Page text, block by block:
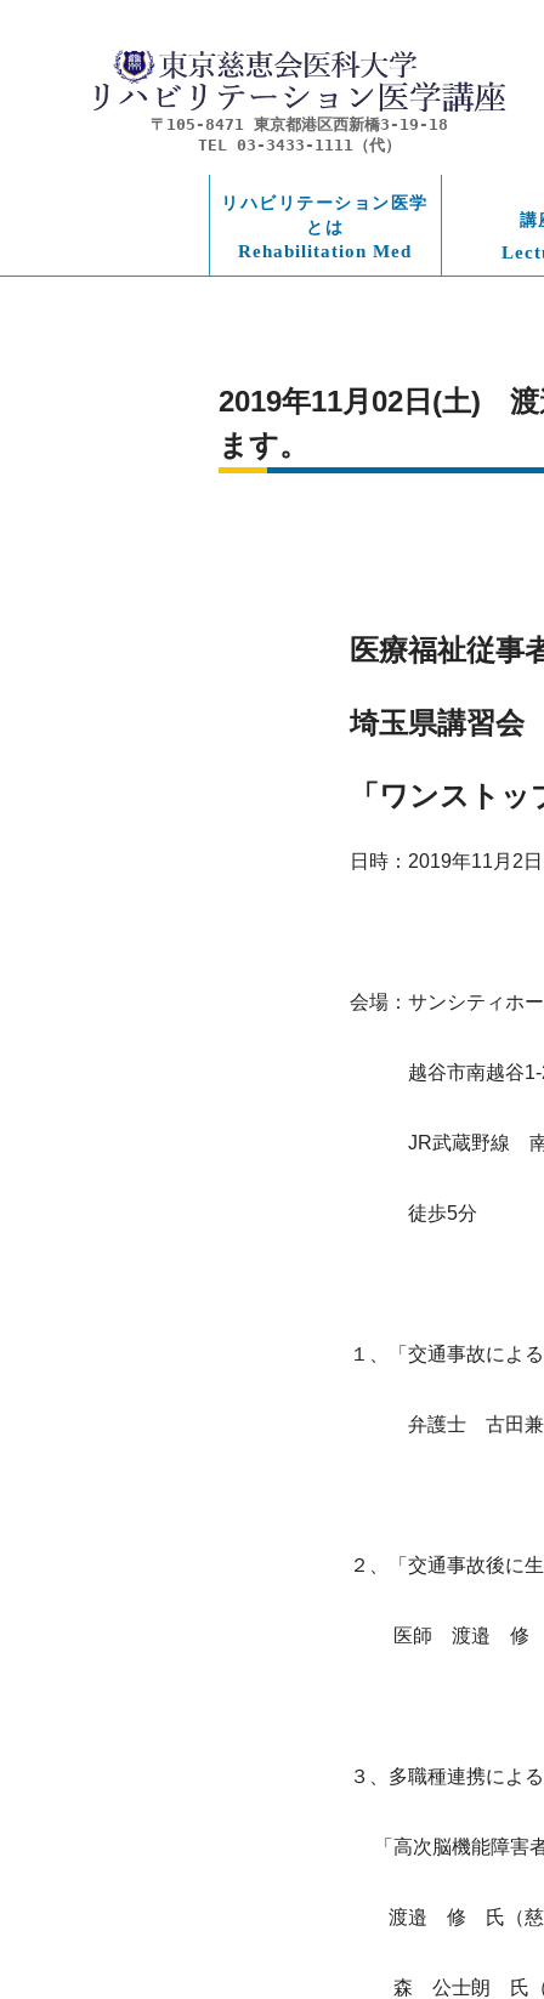
〒105-8471 東京都港区西新橋3-19-18
TEL 03-3433-1111（代）
リハビリテーション医学
とは
Rehabilitation Med
講
2019年11月02日(土)　
ます。
医療福祉従事
埼玉県講習会
「ワンスト
日時：2019年11月2
会場：サンシティホ
越谷市南越谷1-
JR武蔵野線　南越
徒歩5分
１、「交通事故によ
弁護士　古田
２、「交通事故後に
医師　渡邉　修
３、多職種連携によ
「高次脳機能障
渡邉　修　氏（慈
森　公士朗　氏